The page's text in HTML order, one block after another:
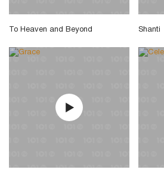
To Heaven and Beyond Shanti